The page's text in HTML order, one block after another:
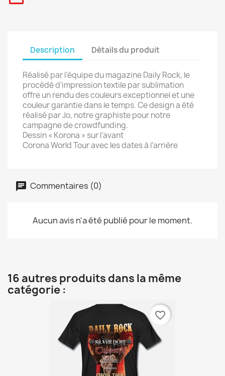
Description Détails du produit
Réalisé par l’équipe du magazine Daily Rock, le
procédé d'impression textile par sublimation
offre un rendu des couleurs exceptionnel et une
couleur garantie dans le temps.Ce design a été
réalisé par Jo, notre graphiste pour notre
campagne de crowdfunding.
Dessin « Korona » sur l’avant
Corona World Tour avec les dates à l’arrière
Commentaires (0)
Aucun avis n'a été publié pour le moment.
16 autres produits dans la même
catégorie :
favorite_border